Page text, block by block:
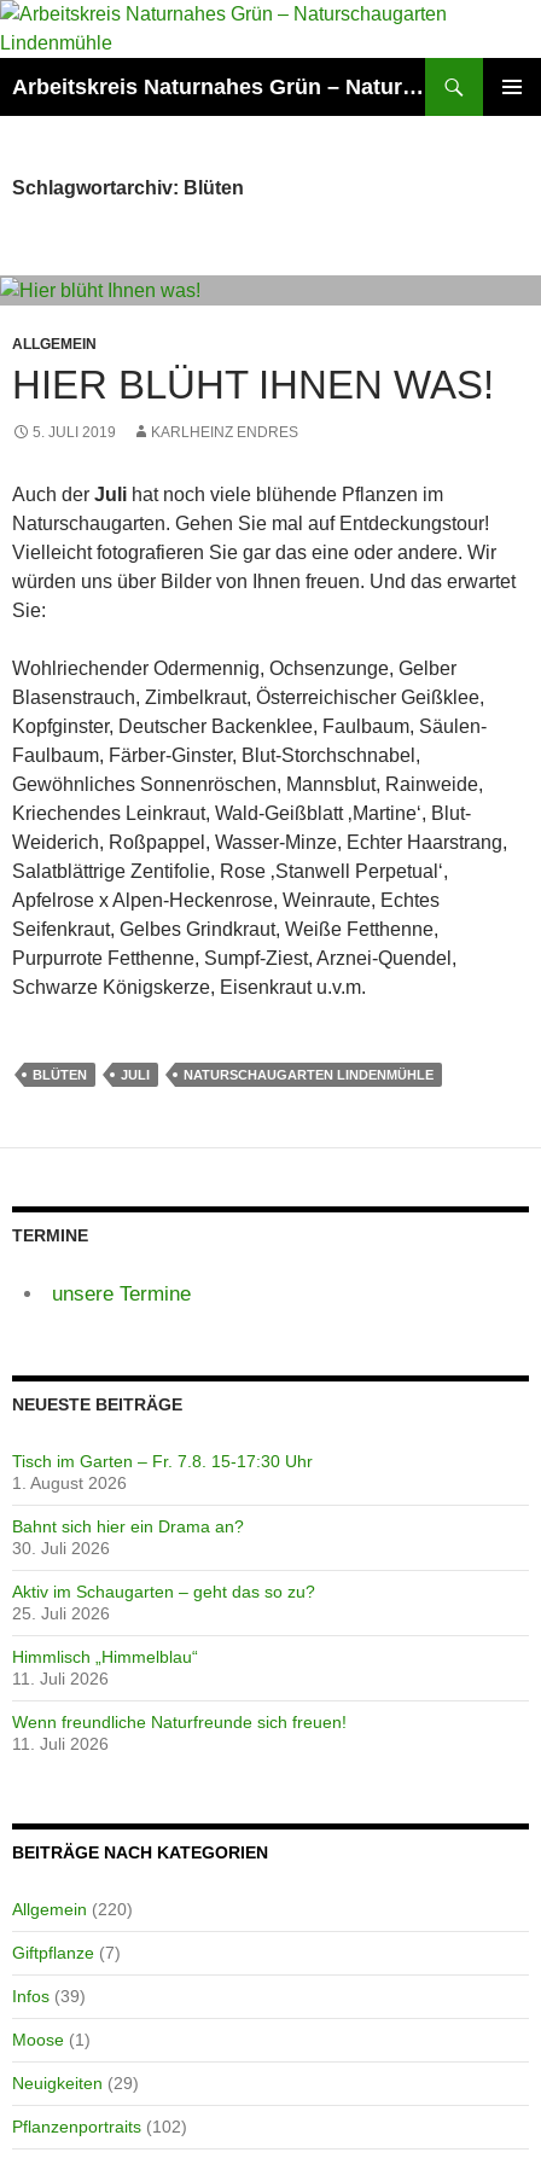
Zum
Inhalt
Arbeitskreis Naturnahes Grün – Naturschaugarten Lindenmühle
Schlagwortarchiv: Blüten
ALLGEMEIN
HIER BLÜHT IHNEN WAS!
5. JULI 2019 KARLHEINZ ENDRES
Auch der Juli hat noch viele blühende Pflanzen im
Naturschaugarten. Gehen Sie mal auf Entdeckungstour!
Vielleicht fotografieren Sie gar das eine oder andere. Wir
würden uns über Bilder von Ihnen freuen. Und das erwartet
Sie:
Wohlriechender Odermennig, Ochsenzunge, Gelber
Blasenstrauch, Zimbelkraut, Österreichischer Geißklee,
Kopfginster, Deutscher Backenklee, Faulbaum, Säulen-
Faulbaum, Färber-Ginster, Blut-Storchschnabel,
Gewöhnliches Sonnenröschen, Mannsblut, Rainweide,
Kriechendes Leinkraut, Wald-Geißblatt ‚Martine‘, Blut-
Weiderich, Roßpappel, Wasser-Minze, Echter Haarstrang,
Salatblättrige Zentifolie, Rose ‚Stanwell Perpetual‘,
Apfelrose x Alpen-Heckenrose, Weinraute, Echtes
Seifenkraut, Gelbes Grindkraut, Weiße Fetthenne,
Purpurrote Fetthenne, Sumpf-Ziest, Arznei-Quendel,
Schwarze Königskerze, Eisenkraut u.v.m.
BLÜTEN JULI NATURSCHAUGARTEN LINDENMÜHLE
TERMINE
unsere Termine
NEUESTE BEITRÄGE
Tisch im Garten – Fr. 7.8. 15-17:30 Uhr
1. August 2026
Bahnt sich hier ein Drama an?
30. Juli 2026
Aktiv im Schaugarten – geht das so zu?
25. Juli 2026
Himmlisch „Himmelblau“
11. Juli 2026
Wenn freundliche Naturfreunde sich freuen!
11. Juli 2026
BEITRÄGE NACH KATEGORIEN
Allgemein (220)
Giftpflanze (7)
Infos (39)
Moose (1)
Neuigkeiten (29)
Pflanzenportraits (102)